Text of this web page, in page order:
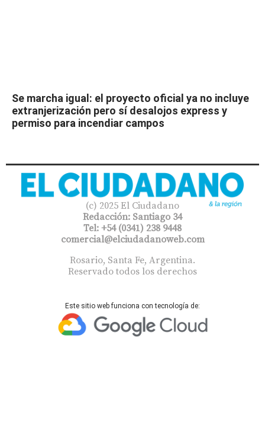
Se marcha igual: el proyecto oficial ya no incluye
extranjerización pero sí desalojos express y
permiso para incendiar campos
(c) 2025 El Ciudadano
Redacción: Santiago 34
Tel: +54 (0341) 238 9448
comercial@elciudadanoweb.com​
Rosario, Santa Fe, Argentina.
Reservado todos los derechos
Este sitio web funciona con tecnología de: